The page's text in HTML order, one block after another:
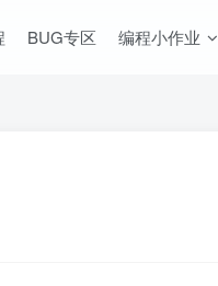
BUG专区 编程小作业